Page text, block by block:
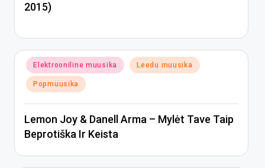
2015)
Posted
in
Elektrooniline muusika Leedu muusika
Popmuusika
Lemon Joy & Danell Arma – Mylėt Tave Taip
Beprotiška Ir Keista